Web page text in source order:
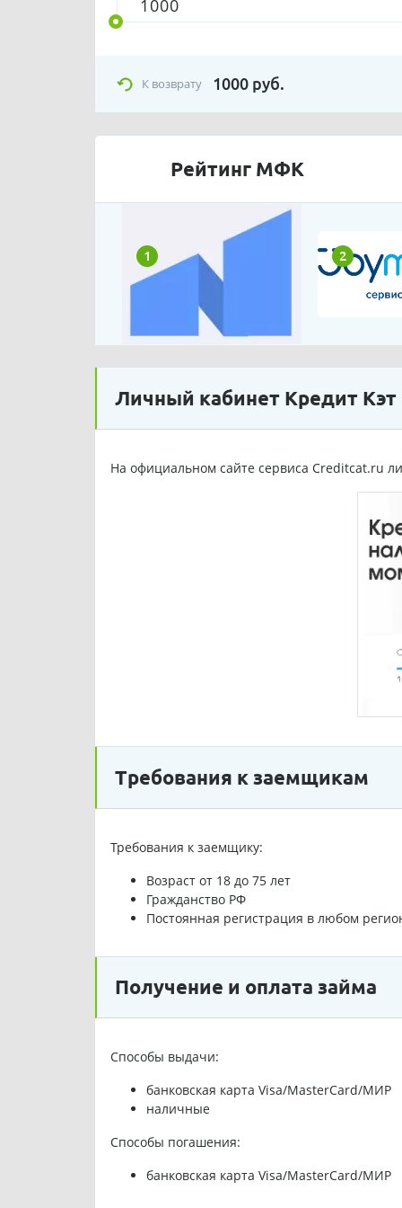
К возврату 1000 руб.
Рейтинг МФК
1 2
Личный кабинет Кредит Кэт
На официальном сайте сервиса Creditcat.ru
Требования к заемщикам
Требования к заемщику:
Возраст от 18 до 75 лет
Гражданство РФ
Постоянная регистрация в любом
Получение и оплата займа
Способы выдачи:
банковская карта Visa/MasterCard/МИР
наличные
Способы погашения:
банковская карта Visa/MasterCard/МИР